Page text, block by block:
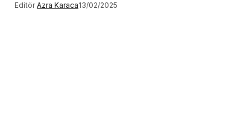
Editör Azra Karaca13/02/2025